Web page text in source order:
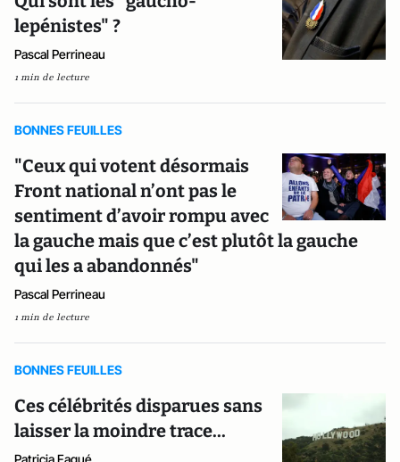
lepénistes" ?
Pascal Perrineau
1 min de lecture
BONNES FEUILLES
"Ceux qui votent désormais
Front national n’ont pas le
sentiment d’avoir rompu avec
la gauche mais que c’est plutôt la gauche
qui les a abandonnés"
Pascal Perrineau
1 min de lecture
BONNES FEUILLES
Ces célébrités disparues sans
laisser la moindre trace...
Patricia Fagué